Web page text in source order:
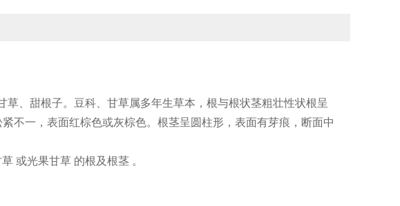
、甜根子。豆科、甘草属多年生草本，根与根状茎粗壮性状根呈
不一，表面红棕色或灰棕色。根茎呈圆柱形，表面有芽痕，断面中
或光果甘草 的根及根茎 。